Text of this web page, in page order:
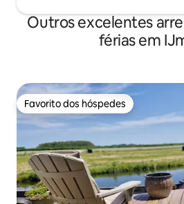
Outros excelentes
férias em
Favorito dos hóspedes
Favorito dos hóspedes